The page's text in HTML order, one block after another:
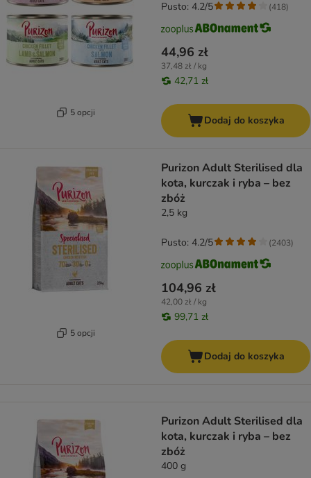
5 opcji
44,96 zł
37,48 zł / kg
42,71 zł
Pusto: 4.2/5 (418)
Dodaj do koszyka
5 opcji
Purizon Adult Sterilised dla
kota, kurczak i ryba – bez
zbóż
2,5 kg
104,96 zł
42,00 zł / kg
99,71 zł
Pusto: 4.2/5 (2403)
Dodaj do koszyka
Purizon Adult Sterilised dla
kota, kurczak i ryba – bez
zbóż
400 g